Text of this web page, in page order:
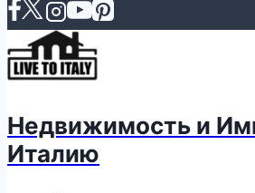
Недвижимость и
Италию